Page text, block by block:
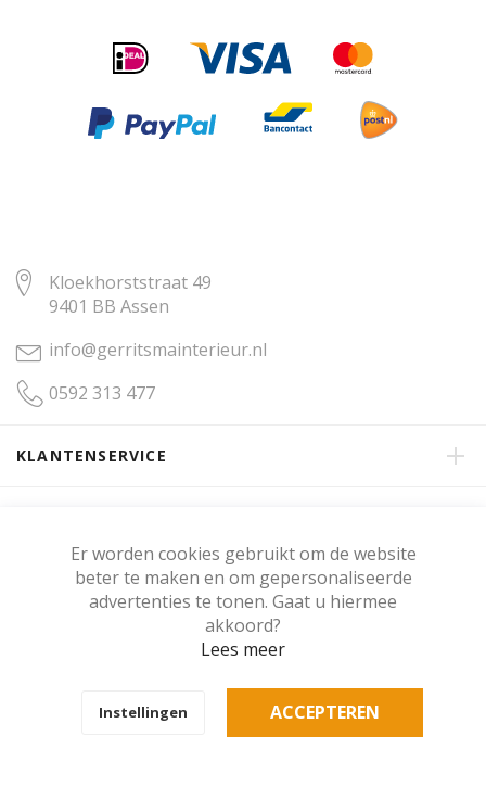
Er worden cookies gebruikt om de website
beter te maken en om gepersonaliseerde
advertenties te tonen. Gaat u hiermee
akkoord?
Lees meer
Instellingen ACCEPTEREN
Kloekhorststraat 49
9401 BB Assen
info@gerritsmainterieur.nl
0592 313 477
KLANTENSERVICE
KLANTENBEOORDELING
Copyright © Gerritsma Interieur.